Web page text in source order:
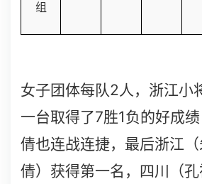
组
女子团体每队2 人，浙江小
一台取得了7胜1负的好成
倩也连战连捷，最后浙江
倩）获得第一名，四川（